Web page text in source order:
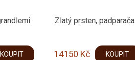
KOUPIT
Zlatý prsten, padparača
14150 Kč KOUPIT